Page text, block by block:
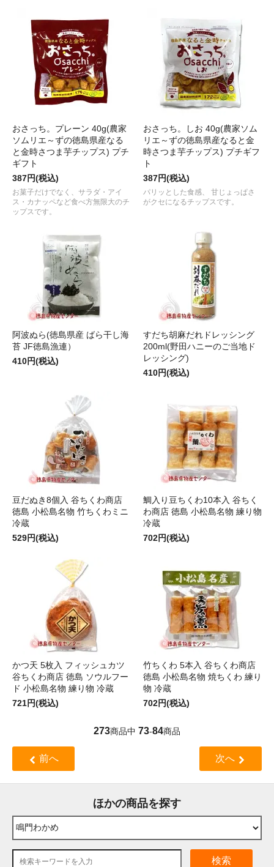
おさっち。プレーン 40g(農家
ソムリエ～ずの徳島県産なる
と金時さつま芋チップス) プチ
ギフト
387円(税込)
お菓子だけでなく、サラダ・アイ
ス・カナッペなど食べ方無限大のチ
ップスです。
おさっち。しお 40g(農家ソム
リエ～ずの徳島県産なると金
時さつま芋チップス) プチギフ
ト
387円(税込)
パリッとした食感、 甘じょっぱさ
がクセになるチップスです。
阿波ぬら(徳島県産 ばら干し海
苔 JF徳島漁連）
410円(税込)
すだち胡麻だれドレッシング
200ml(野田ハニーのご当地ド
レッシング)
410円(税込)
豆だぬき8個入 谷ちくわ商店
徳島 小松島名物 竹ちくわミニ
冷蔵
529円(税込)
鯛入り豆ちくわ10本入 谷ちく
わ商店 徳島 小松島名物 練り物
冷蔵
702円(税込)
かつ天 5枚入 フィッシュカツ
谷ちくわ商店 徳島 ソウルフー
ド 小松島名物 練り物 冷蔵
721円(税込)
竹ちくわ 5本入 谷ちくわ商店
徳島 小松島名物 焼ちくわ 練り
物 冷蔵
702円(税込)
273商品中 73-84商品
前へ 次へ
ほかの商品を探す
検索